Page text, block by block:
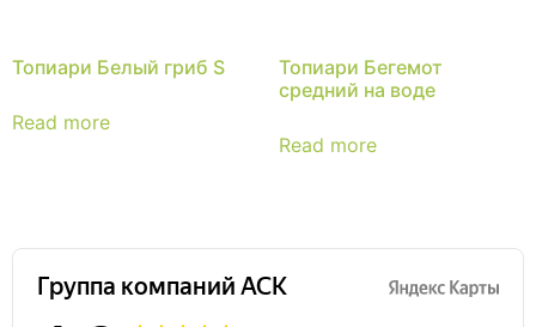
Топиари Белый гриб S
Read more
Топиари Бегемот
средний на воде
Read more